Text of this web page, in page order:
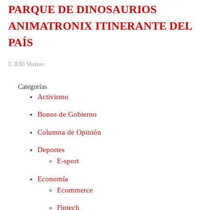
PARQUE DE DINOSAURIOS
ANIMATRONIX ITINERANTE DEL
PAÍS
830 Visitas
Categorías
Activismo
Bonos de Gobierno
Columna de Opinión
Deportes
E-sport
Economía
Ecommerce
Fintech